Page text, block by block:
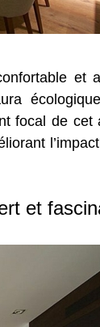
et
focal de
et